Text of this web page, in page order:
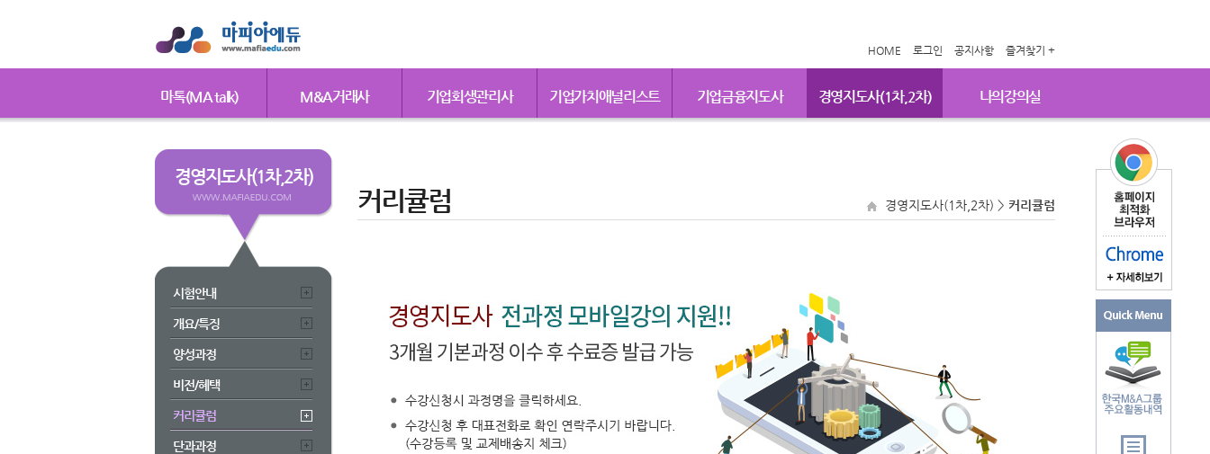
HOME 로그인 공지사항 즐겨찾기 +
마톡(MA talk) M&A거래사 기업회생관리사 기업가치애널리스트 기업금융지도사 경영지도사(1차,2차) 나의강의실
경영지도사(1차,2차) > 커리큘럼
경영지도사(1차,2차)
시험안내
개요/특징
양성과정
비전/혜택
커리큘럼
단과과정
커리큘럼